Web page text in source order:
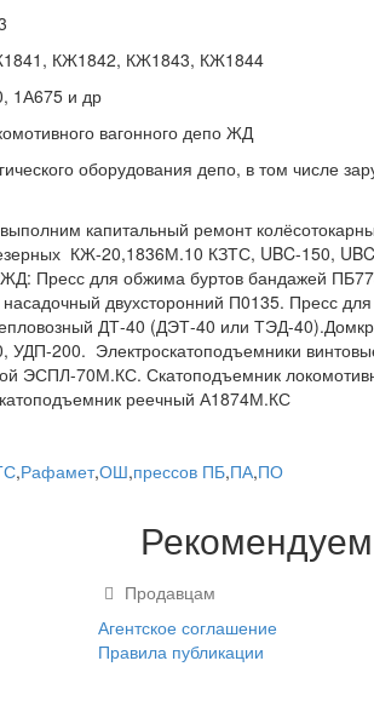
КЖ1842, КЖ1843, КЖ1844
1А675 и др
вагонного депо ЖД
оборудования депо, в том числе
капитальный ремонт
КЖ-20,1836М.10 КЗТС, UBC-150,
Пресс для обжима буртов бандажей
двухсторонний П0135. Пресс
ДТ-40 (ДЭТ-40 или ТЭД-
УДП-200. Электроскатоподъемники
ЭСПЛ-70М.КС. Скатоподъемник
реечный А1874М.КС
,Рафамет,ОШ,прессов ПБ,ПА,ПО
Рекомендуем
Продавцам
Агентское соглашение
Правила публикации